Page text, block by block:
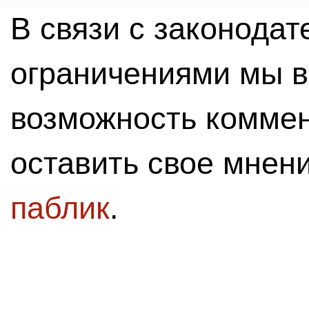
В связи с
ограничениями мы
возможность
оставить свое
паблик.